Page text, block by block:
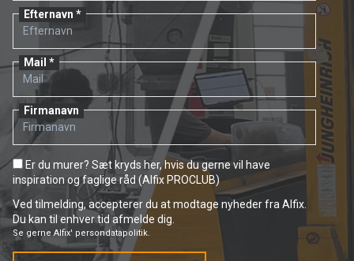
Efternavn
Mail
Firmanavn
Er du murer? Sæt kryds her, hvis du gerne vil have
inspiration og faglige råd (Alfix PROCLUB)
Ved tilmelding, accepterer du at modtage nyheder fra Alfix.
Du kan til enhver tid afmelde dig.
Se gerneAlfix' persondatapolitik.